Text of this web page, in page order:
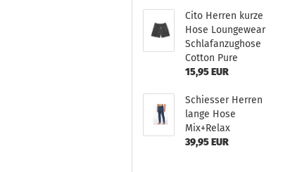
Cito Herren kurze
Hose Loungewear
Schlafanzughose
Cotton Pure
15,95 EUR
Schiesser Herren
lange Hose
Mix+Relax
39,95 EUR